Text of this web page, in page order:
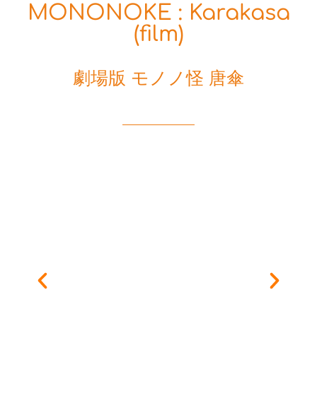
MONONOKE : Karakasa
(film)
劇場版 モノノ怪 唐傘